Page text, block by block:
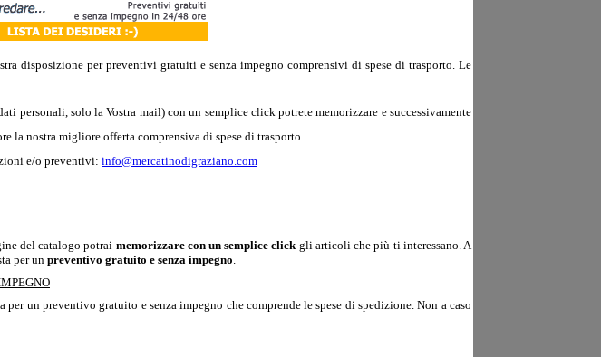
disposizione per preventivi gratuiti e senza impegno comprensivi di spese di trasporto. Le
solo la Vostra mail) con un semplice click potrete memorizzare e successivamente
la nostra migliore offerta comprensiva di spese di trasporto.
e/o preventivi: info@mercatinodigraziano.com
del catalogo potrai memorizzare con un semplice clickgli articoli che più ti interessano. A
per un preventivo gratuito e senza impegno.
un preventivo gratuito e senza impegno che comprende le spese di spedizione. Non a caso